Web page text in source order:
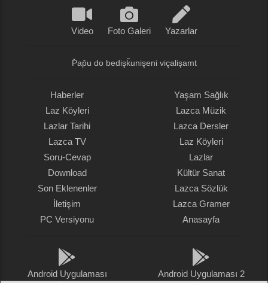
Video Foto Galeri Yazarlar
P̌ap̌u do bedişǩunişeni viçalişamt
Haberler
Laz Köyleri
Lazlar Tarihi
Lazca TV
Soru-Cevap
Download
Son Eklenenler
İletişim
PC Versiyonu
Yaşam Sağlık
Lazca Müzik
Lazca Dersler
Laz Köyleri
Lazlar
Kültür Sanat
Lazca Sözlük
Lazca Gramer
Anasayfa
Android Uygulaması
Android Uygulaması 2